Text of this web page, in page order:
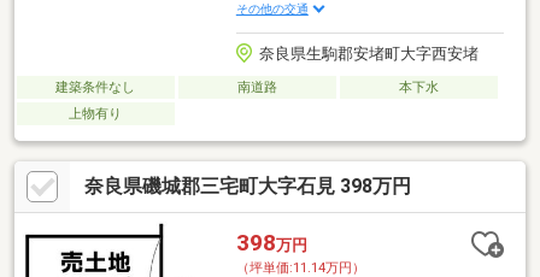
その他の交通
奈良県生駒郡安堵町大字西安堵
建築条件なし 南道路
本下水
上物有り
奈良県磯城郡三宅町大字石見 398万円
398万円
（坪単価:11.14万円）